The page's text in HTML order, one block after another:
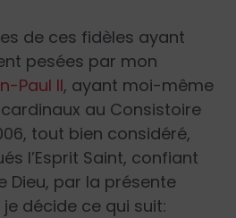
de ces fidèles ayant
pesées par mon
Paul II, ayant moi-même
au Consistoire
tout bien considéré,
l’Esprit Saint, confiant
Dieu, par la présente
décide ce qui suit: